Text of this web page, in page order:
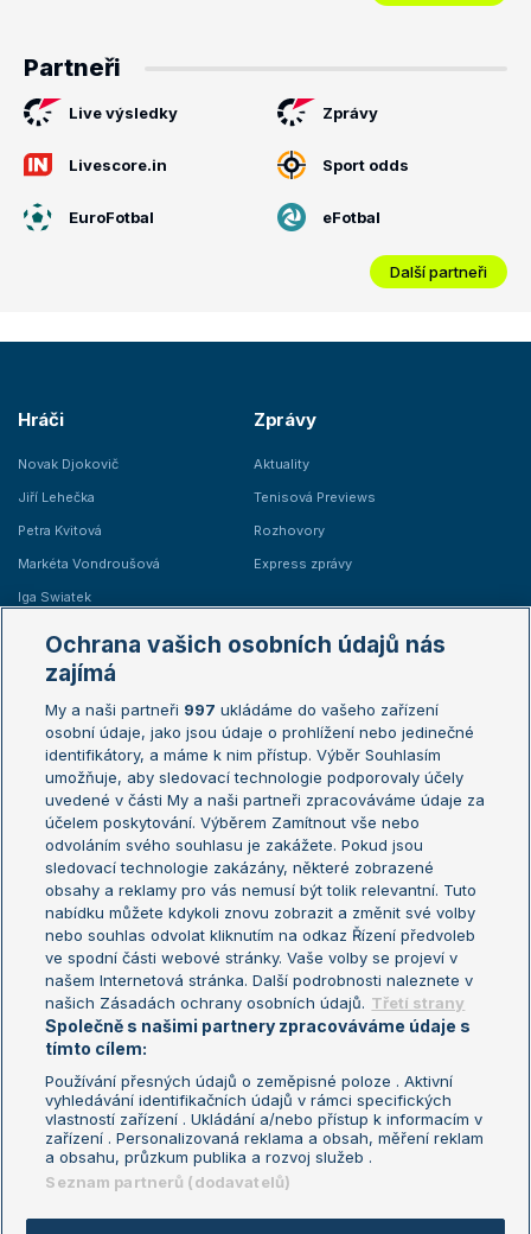
Partneři
Live výsledky Zprávy
Livescore.in Sport odds
EuroFotbal eFotbal
Další partneři
Hráči
Novak Djokovič
Jiří Lehečka
Petra Kvitová
Markéta Vondroušová
Iga Swiatek
Zprávy
Aktuality
Tenisová Previews
Rozhovory
Express zprávy
Žebříčky
Žebříček ATP (muži)
Žebříček WTA (ženy)
Sázkařský žebříček
Australian Open
French Open
Wimbledon
US Open
Turnaj mistrů
Turnaj mistryň
Aktualní trendy
Fotbalové přestupy
Livesport Daily
LS Prague Open
Podmínky užití
Nastavení soukromí
GDPR a žurnalistika
Reklama
Kontakt
Informace o zpracování osobních
údajů
Ochrana vašich osobních údajů nás
zajímá
My a naši partneři 997 ukládáme do vašeho zařízení
osobní údaje, jako jsou údaje o prohlížení nebo jedinečné
identifikátory, a máme k nim přístup. Výběr Souhlasím
umožňuje, aby sledovací technologie podporovaly účely
uvedené v části My a naši partneři zpracováváme údaje za
účelem poskytování. Výběrem Zamítnout vše nebo
odvoláním svého souhlasu je zakážete. Pokud jsou
sledovací technologie zakázány, některé zobrazené
obsahy a reklamy pro vás nemusí být tolik relevantní. Tuto
nabídku můžete kdykoli znovu zobrazit a změnit své volby
nebo souhlas odvolat kliknutím na odkaz Řízení předvoleb
ve spodní části webové stránky. Vaše volby se projeví v
našem Internetová stránka. Další podrobnosti naleznete v
našich Zásadách ochrany osobních údajů. Třetí strany
Společně s našimi partnery zpracováváme údaje s
tímto cílem:
Používání přesných údajů o zeměpisné poloze . Aktivní
vyhledávání identifikačních údajů v rámci specifických
vlastností zařízení . Ukládání a/nebo přístup k informacím v
zařízení . Personalizovaná reklama a obsah, měření reklam
a obsahu, průzkum publika a rozvoj služeb .
Seznam partnerů (dodavatelů)